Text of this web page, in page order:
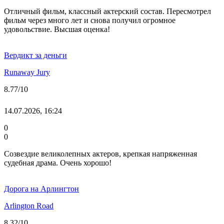
Отличный фильм, классный актерский состав. Пересмотрел
фильм через много лет и снова получил огромное
удовольствие. Высшая оценка!
Вердикт за деньги
Runaway Jury
8.77/10
14.07.2026, 16:24
0
0
Созвездие великолепных актеров, крепкая напряженная
судебная драма. Очень хорошо!
Дорога на Арлингтон
Arlington Road